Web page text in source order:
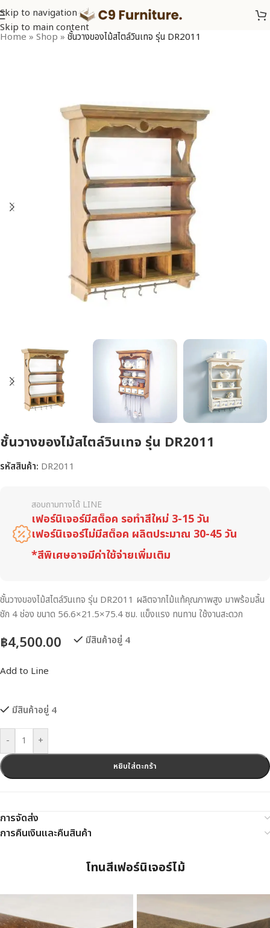
Skip to navigation
Skip to main content
Home » Shop » ชั้นวางของไม้สไตล์วินเทจ รุ่น DR2011
ชั้นวางของไม้สไตล์วินเทจ รุ่น DR2011
รหัสสินค้า: DR2011
สอบถามทางได้ LINE
เฟอร์นิเจอร์มีสต็อค รอทำสีใหม่ 3-15 วัน
เฟอร์นิเจอร์ไม่มีสต็อค ผลิตประมาณ 30-45 วัน
*สีพิเศษอาจมีค่าใช้จ่ายเพิ่มเติม
ชั้นวางของไม้สไตล์วินเทจ รุ่น DR2011 ผลิตจากไม้แท้คุณภาพสูง มาพร้อมลิ้น
ชัก 4 ช่อง ขนาด 56.6×21.5×75.4 ซม. แข็งแรง ทนทาน ใช้งานสะดวก
฿4,500.00 มีสินค้าอยู่ 4
Add to Line
มีสินค้าอยู่ 4
- +
หยิบใส่ตะกร้า
การจัดส่ง
การคืนเงินและคืนสินค้า
โทนสีเฟอร์นิเจอร์ไม้